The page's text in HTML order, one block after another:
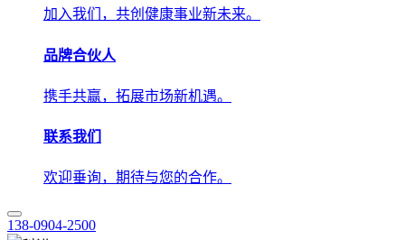
加入我们，共创健康事业新未来。
品牌合伙人
携手共赢，拓展市场新机遇。
联系我们
欢迎垂询，期待与您的合作。
138-0904-2500